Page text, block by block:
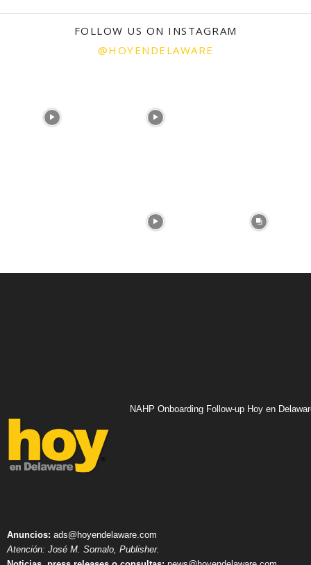
FOLLOW US ON INSTAGRAM
@HOYENDELAWARE
NAHP Onboarding Follow-up Hoy en
Anuncios: ads@hoyendelaware.com
Atención: José M. Somalo, Publisher.